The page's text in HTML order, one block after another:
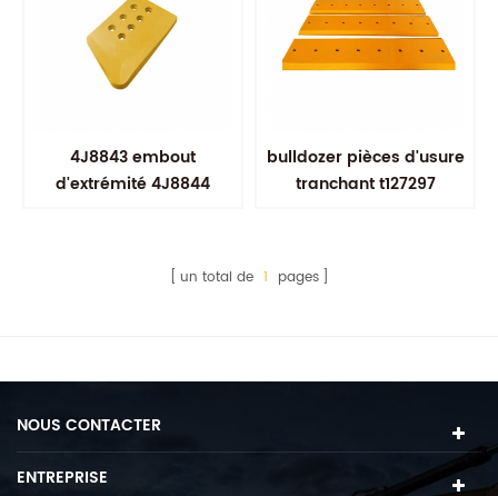
4J8843 embout
d'extrémité 4J8844
bulldozer pièces d'usure
tranchant t127297
un total de 1 pages
NOUS CONTACTER
ENTREPRISE